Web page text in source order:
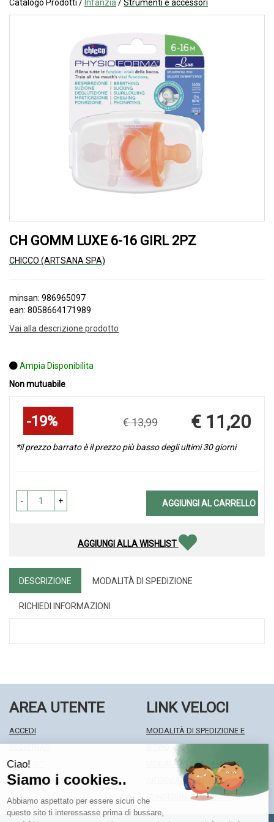
Catalogo Prodotti / Infanzia /Strumenti e accessori
CH GOMM LUXE 6-16 GIRL 2PZ
CHICCO (ARTSANA SPA)
minsan: 986965097
ean: 8058664171989
Vai alla descrizione prodotto
Ampia Disponibilita
Non mutuabile
Sconto
19% € 13,99
Prezzo
€ 11,20
*il prezzo barrato è il prezzo più basso degli ultimi 30 giorni
- + AGGIUNGI AL CARRELLO
AGGIUNGI ALLA WISHLIST
DESCRIZIONE MODALITÀ DI SPEDIZIONE
RICHIEDI INFORMAZIONI
AREA UTENTE
ACCEDI
WISHLIST
ISCRIZIONE ALLA NEWSLETTER
LINK VELOCI
MODALITÀ DI SPEDIZIONE E
MODALITÀ DI PAGAMENTO
INFORMATIVA PRIVACY
CONDIZIONI DI VENDITA